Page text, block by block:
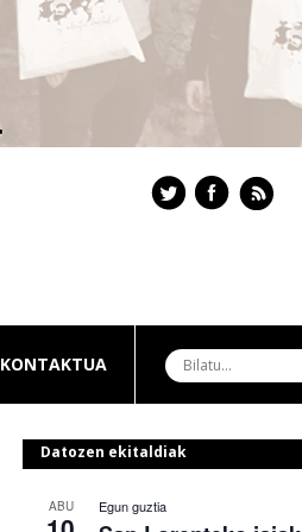
KONTAKTUA
Datozen ekitaldiak
ABU Egun guztia